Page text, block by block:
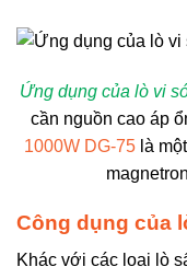
Ứng dụng của lò vi
cần nguồn cao áp
1000W DG-75là
Công dụng của
Khác với các loại lò